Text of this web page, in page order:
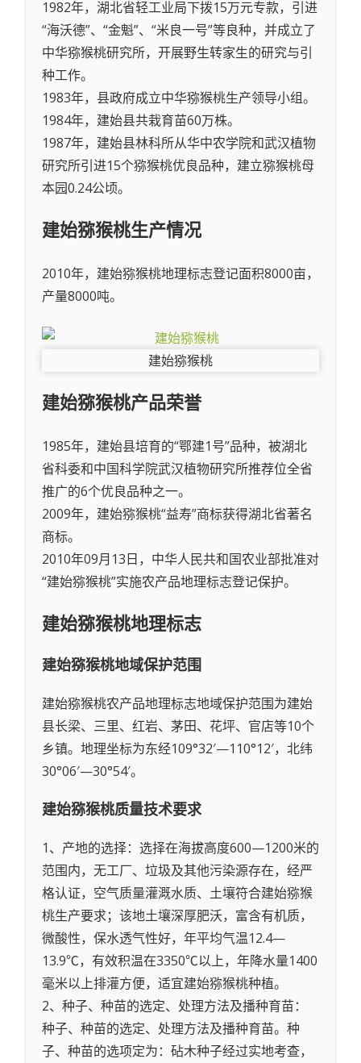
1982年，湖北省轻工业局下拨15万元专款，引进
“海沃德”、“金魁”、“米良一号”等良种，并成立了
中华猕猴桃研究所，开展野生转家生的研究与引
种工作。
1983年，县政府成立中华猕猴桃生产领导小组。
1984年，建始县共栽育苗60万株。
1987年，建始县林科所从华中农学院和武汉植物
研究所引进15个猕猴桃优良品种，建立猕猴桃母
本园0.24公顷。
建始猕猴桃生产情况
2010年，建始猕猴桃地理标志登记面积8000亩，
产量8000吨。
建始猕猴桃
建始猕猴桃产品荣誉
1985年，建始县培育的“鄂建1号”品种，被湖北
省科委和中国科学院武汉植物研究所推荐位全省
推广的6个优良品种之一。
2009年，建始猕猴桃“益寿”商标获得湖北省著名
商标。
2010年09月13日，中华人民共和国农业部批准对
“建始猕猴桃”实施农产品地理标志登记保护。
建始猕猴桃地理标志
建始猕猴桃地域保护范围
建始猕猴桃农产品地理标志地域保护范围为建始
县长梁、三里、红岩、茅田、花坪、官店等10个
乡镇。地理坐标为东经109°32′—110°12′，北纬
30°06′—30°54′。
建始猕猴桃质量技术要求
1、产地的选择：选择在海拔高度600—1200米的
范围内，无工厂、垃圾及其他污染源存在，经严
格认证，空气质量灌溉水质、土壤符合建始猕猴
桃生产要求；该地土壤深厚肥沃，富含有机质，
微酸性，保水透气性好，年平均气温12.4—
13.9℃，有效积温在3350℃以上，年降水量1400
毫米以上排灌方便，适宜建始猕猴桃种植。
2、种子、种苗的选定、处理方法及播种育苗：
种子、种苗的选定、处理方法及播种育苗。种
子、种苗的选项定为：砧木种子经过实地考查，